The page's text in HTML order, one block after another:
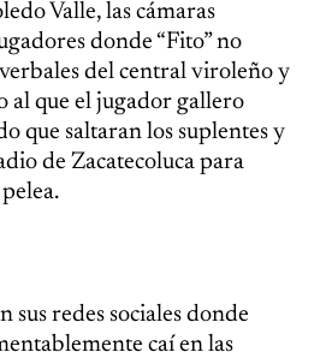
Valle, las cámaras
donde “Fito” no
del central viroleño y
al que el jugador gallero
que saltaran los suplentes y
de Zacatecoluca para
sus redes sociales donde
caí en las